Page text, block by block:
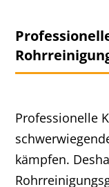
Professionelle
kämpfen.